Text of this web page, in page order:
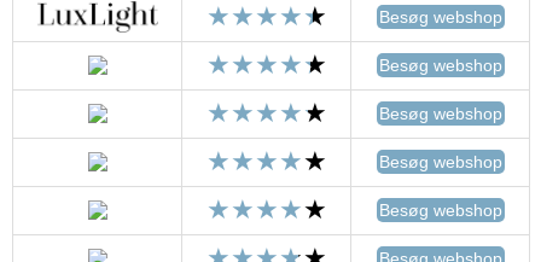
Besøg webshop
Besøg webshop
Besøg webshop
Besøg webshop
Besøg webshop
Besøg webshop